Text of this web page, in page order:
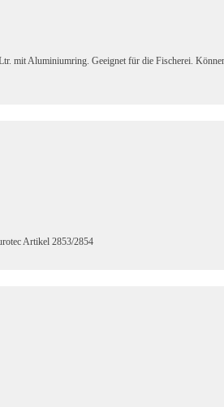
mit Aluminiumring. Geeignet für die Fischerei.
Artikel 2853/2854